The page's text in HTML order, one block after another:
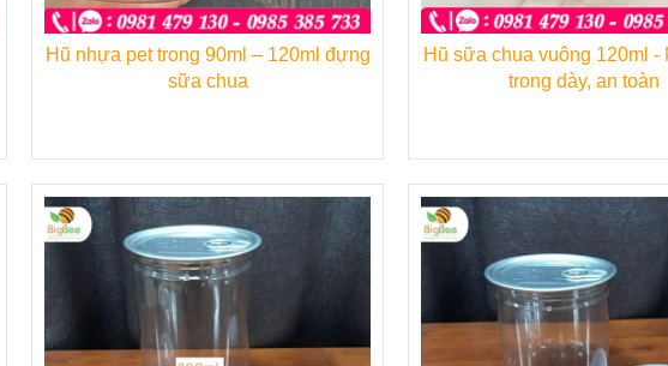
sử dụng kèm theo nắp nhôm bạc, khác biệt hoàn toàn so với
trên thị trường hiện nay.
phẩm Hũ nhựa PET nắp nhôm 500ml
để phục vụ kinh doanh
Hồng để có được mức giá cạnh tranh nhất.
Hũ nhựa pet trong 90ml – 120ml đựng
sữa chua
Hũ sữa chua vuông 120ml - Nhựa pet
trong dày, an toàn